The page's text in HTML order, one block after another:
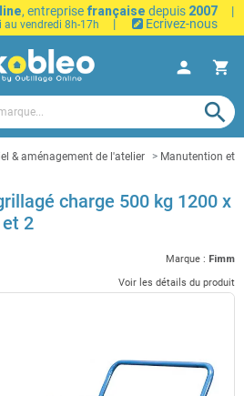
, entreprise française depuis 2007
|
au vendredi 8h-17h | Ecrivez-nous
person shopping_cart
search
& aménagement de l'atelier Manutention et
charge 500 kg 1200 x
2
Marque : Fimm
Voir les détails du produit